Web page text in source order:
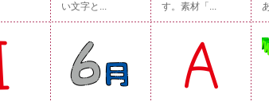
い文字と...
す。素材「...